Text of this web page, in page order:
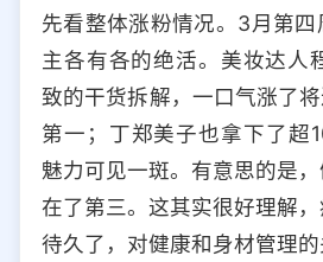
先看整体涨粉情况。3月第
主各有各的绝活。美妆达人
致的干货拆解，一口气涨了
第一；丁郑美子也拿下了超
魅力可见一斑。有意思的是
在了第三。这其实很好理解
待久了，对健康和身材管理的